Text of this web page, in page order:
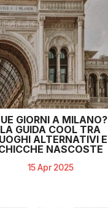
GIORNI A MILANO?
LA GUIDA COOL TRA
ALTERNATIVI E
NASCOSTE
15 Apr 2025